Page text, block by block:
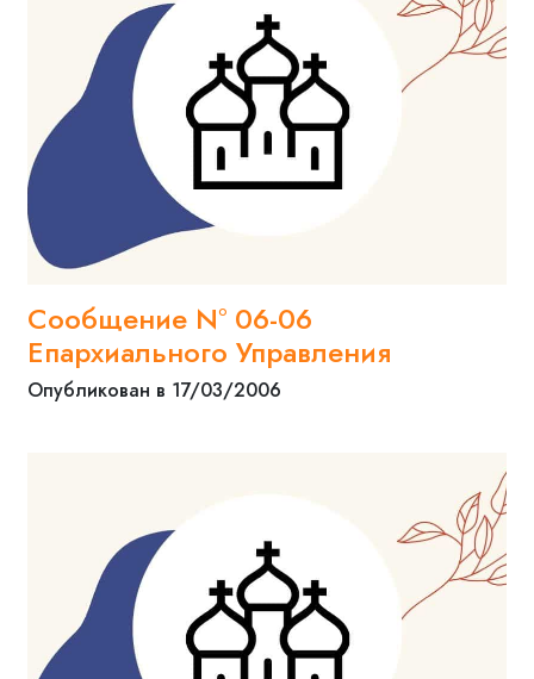
Сообщение N° 06-06
Епархиального Управления
Опубликован в 17/03/2006